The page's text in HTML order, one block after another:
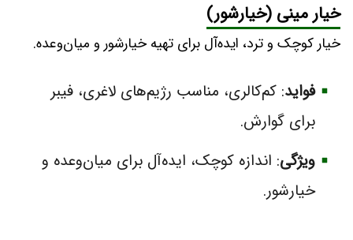
خیار مینی (خیارشور)
خیار کوچک و ترد، ایده‌آل برای تهیه خیارشور و میان‌وعده.
فواید: کم‌کالری، مناسب رژیم‌های لاغری، فیبر
برای گوارش.
ویژگی: اندازه کوچک، ایده‌آل برای میان‌وعده و
خیارشور.